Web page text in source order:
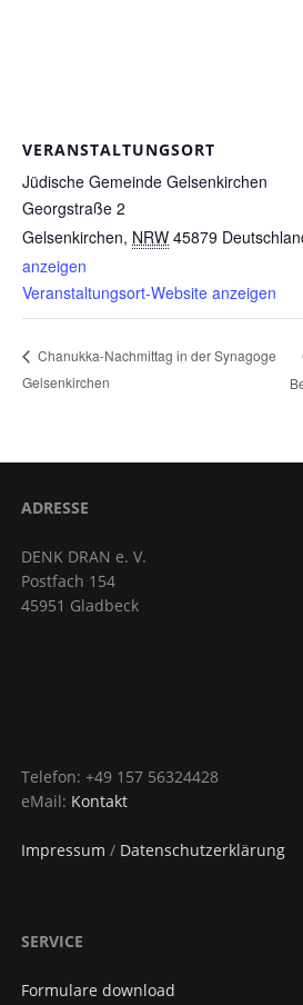
VERANSTALTUNGSORT
Jüdische Gemeinde Gelsenkirchen
Georgstraße 2
Gelsenkirchen, NRW 45879
anzeigen
Veranstaltungsort-Website anzeigen
Chanukka-Nachmittag in der Synagoge
Gelsenkirchen
ADRESSE
DENK DRAN e. V.
Postfach 154
45951 Gladbeck
Telefon: +49 157 56324428
eMail: Kontakt
Impressum / Datenschutzerklärung
SERVICE
Formulare download